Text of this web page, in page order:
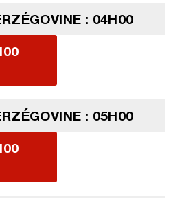
: 04H00
: 05H00